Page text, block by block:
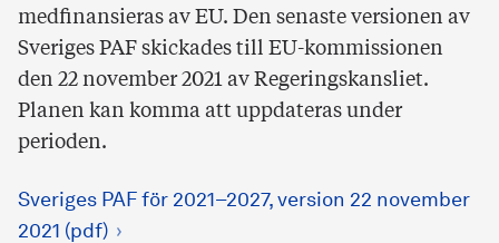
medfinansieras av EU. Den senaste versionen av
Sveriges PAF skickades till EU-kommissionen
den 22 november 2021 av Regeringskansliet.
Planen kan komma att uppdateras under
perioden.
Sveriges PAF för 2021–2027, version 22 november
2021 (pdf)